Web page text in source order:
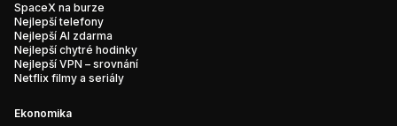
SpaceX na burze
Nejlepší telefony
Nejlepší AI zdarma
Nejlepší chytré hodinky
Nejlepší VPN – srovnání
Netflix filmy a seriály
Ekonomika